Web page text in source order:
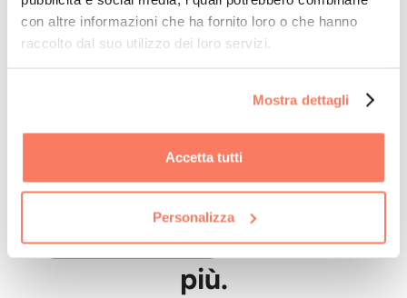
con altre informazioni che ha fornito loro o che hanno
raccolto dal suo utilizzo dei loro servizi.
Mostra dettagli
Accetta tutti
Personalizza
LE NOSTRE SOLUZIONI
Tutto quello che
stavi
cercando.
E anche di
più.